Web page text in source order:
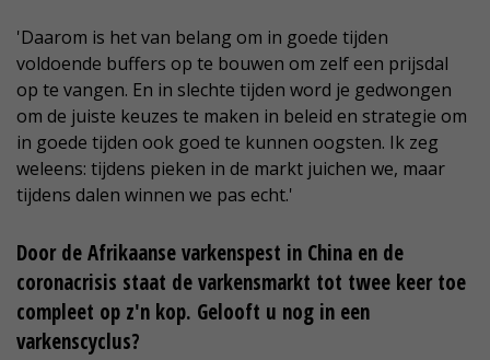
'Daarom is het van belang om in goede tijden
voldoende buffers op te bouwen om zelf een prijsdal
op te vangen. En in slechte tijden word je gedwongen
om de juiste keuzes te maken in beleid en strategie om
in goede tijden ook goed te kunnen oogsten. Ik zeg
weleens: tijdens pieken in de markt juichen we, maar
tijdens dalen winnen we pas echt.'
Door de Afrikaanse varkenspest in China en de
coronacrisis staat de varkensmarkt tot twee keer toe
compleet op z'n kop. Gelooft u nog in een
varkenscyclus?